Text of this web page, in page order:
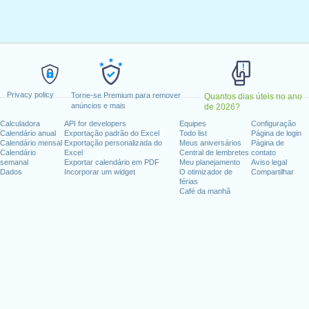
Privacy policy
Torne-se Premium para remover
anúncios e mais
Quantos dias úteis no ano
de 2026?
Calculadora
Calendário anual
Calendário mensal
Calendário
semanal
Dados
API for developers
Exportação padrão do Excel
Exportação personalizada do
Excel
Exportar calendário em PDF
Incorporar um widget
Equipes
Todo list
Meus aniversários
Central de lembretes
Meu planejamento
O otimizador de
férias
Café da manhã
Configuração
Página de login
Página de
contato
Aviso legal
Compartilhar
15 agosto, 2025
feira, 13 outubro, 2025
feira, 8 dezembro, 2025
dezembro, 2025
de semana
12 outubro, 2025